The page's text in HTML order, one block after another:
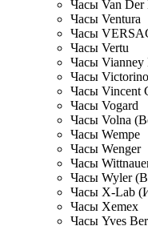
Часы Van Der
Часы Ventura
Часы
Часы Vertu
Часы Vianney
Часы
Часы Vincent
Часы Vogard
Часы Volna
Часы Wempe
Часы Wenger
Часы
Часы Wyler
Часы X-Lab
Часы Xemex
Часы Yves